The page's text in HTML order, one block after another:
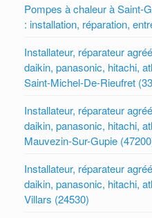
Pompes à chaleur à Saint-
: installation, réparation,
Installateur, réparateur
daikin, panasonic, hitachi,
Saint-Michel-De-Rieufret
Installateur, réparateur
daikin, panasonic, hitachi,
Mauvezin-Sur-Gupie
Installateur, réparateur
daikin, panasonic, hitachi,
Villars (24530)